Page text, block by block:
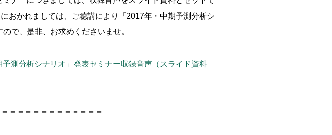
おかれましては、ご聴講により「2017年・中期予測分析シ
で、是非、お求めくださいませ。
予測分析シナリオ」発表セミナー収録音声（スライド資料
＝＝＝＝＝＝＝＝＝＝＝＝